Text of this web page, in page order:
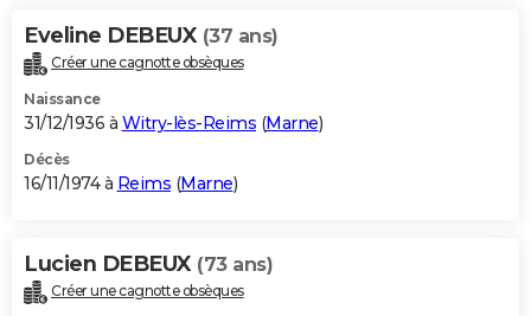
Eveline DEBEUX (37 ans)
Créer une cagnotte obsèques
Naissance
31/12/1936 à Witry-lès-Reims (Marne)
Décès
16/11/1974 à Reims (Marne)
Lucien DEBEUX (73 ans)
Créer une cagnotte obsèques